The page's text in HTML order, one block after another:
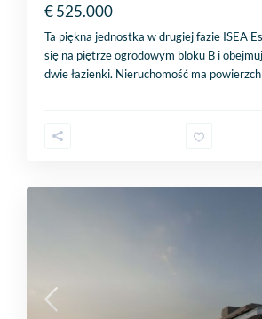
€ 525.000
Ta piękna jednostka w drugiej fazie ISEA
się na piętrze ogrodowym bloku B i
dwie łazienki. Nieruchomość ma